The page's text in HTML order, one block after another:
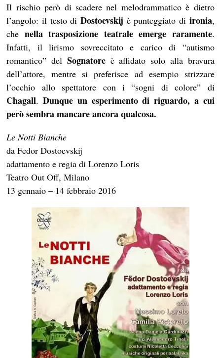
Il rischio però di scadere nel melodrammatico è dietro
l’angolo: il testo di Dostoevskij è punteggiato di ironia,
che nella trasposizione teatrale emerge raramente.
Infatti, il lirismo sovreccitato e carico di “autismo
romantico” del Sognatoreè affidato solo alla bravura
dell’attore, mentre si preferisce ad esempio strizzare
l’occhio allo spettatore con i “sogni di colore” di
Chagall.Dunque un esperimento di riguardo, a cui
però sembra mancare ancora qualcosa.
Le Notti Bianche
da Fedor Dostoevskij
adattamento e regia di Lorenzo Loris
Teatro Out Off, Milano
13 gennaio – 14 febbraio 2016